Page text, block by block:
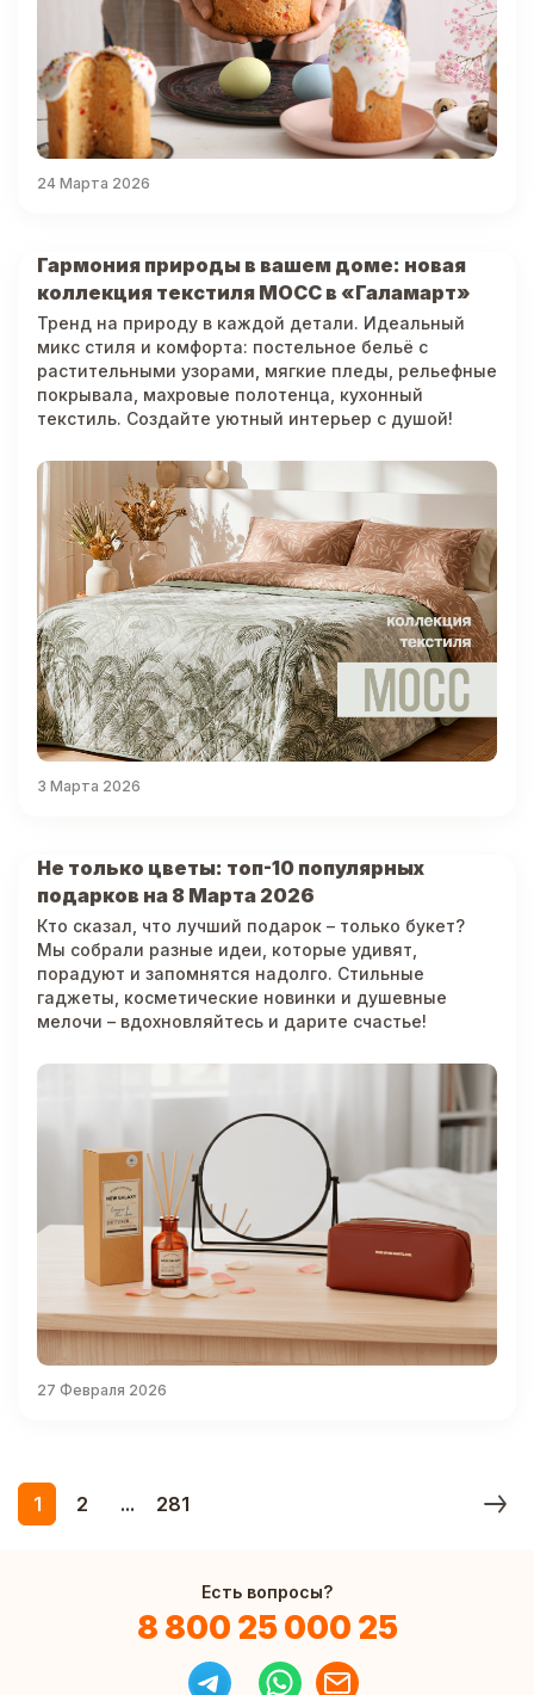
24 Марта 2026
3 Марта 2026
Гармония природы в вашем доме: новая
коллекция текстиля МОСС в «Галамарт»
Тренд на природу в каждой детали. Идеальный
микс стиля и комфорта: постельное бельё с
растительными узорами, мягкие пледы, рельефные
покрывала, махровые полотенца, кухонный
текстиль. Создайте уютный интерьер с душой!
27 Февраля 2026
Не только цветы: топ-10 популярных
подарков на 8 Марта 2026
Кто сказал, что лучший подарок – только букет?
Мы собрали разные идеи, которые удивят,
порадуют и запомнятся надолго. Стильные
гаджеты, косметические новинки и душевные
мелочи – вдохновляйтесь и дарите счастье!
1 2 ... 281
Есть вопросы?
8 800 25 000 25